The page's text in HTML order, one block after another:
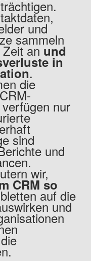
und
sammeln
Zeit anund
in
.
die
nur
sind
und
wir,
CRM so
auf die
und